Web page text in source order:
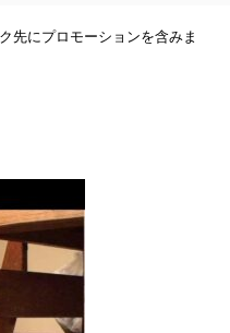
先にプロモーションを含みま